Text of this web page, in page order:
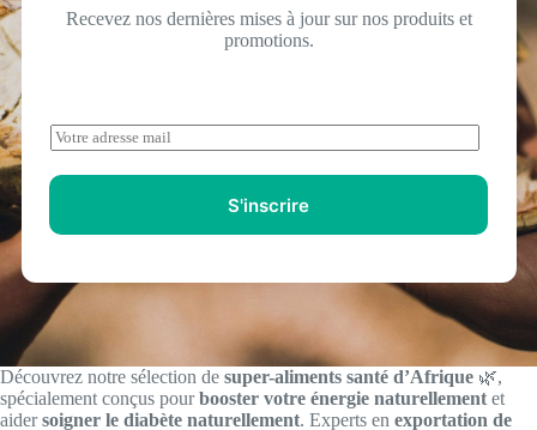
Recevez nos dernières mises à jour sur nos produits et
promotions.
A
d
r
s
i
l
*
S'inscrire
Découvrez notre sélection de super-aliments santé d’Afrique 🌿,
spécialement conçus pourbooster votre énergie naturellement et
aidersoigner le diabète naturellement. Experts en exportation de